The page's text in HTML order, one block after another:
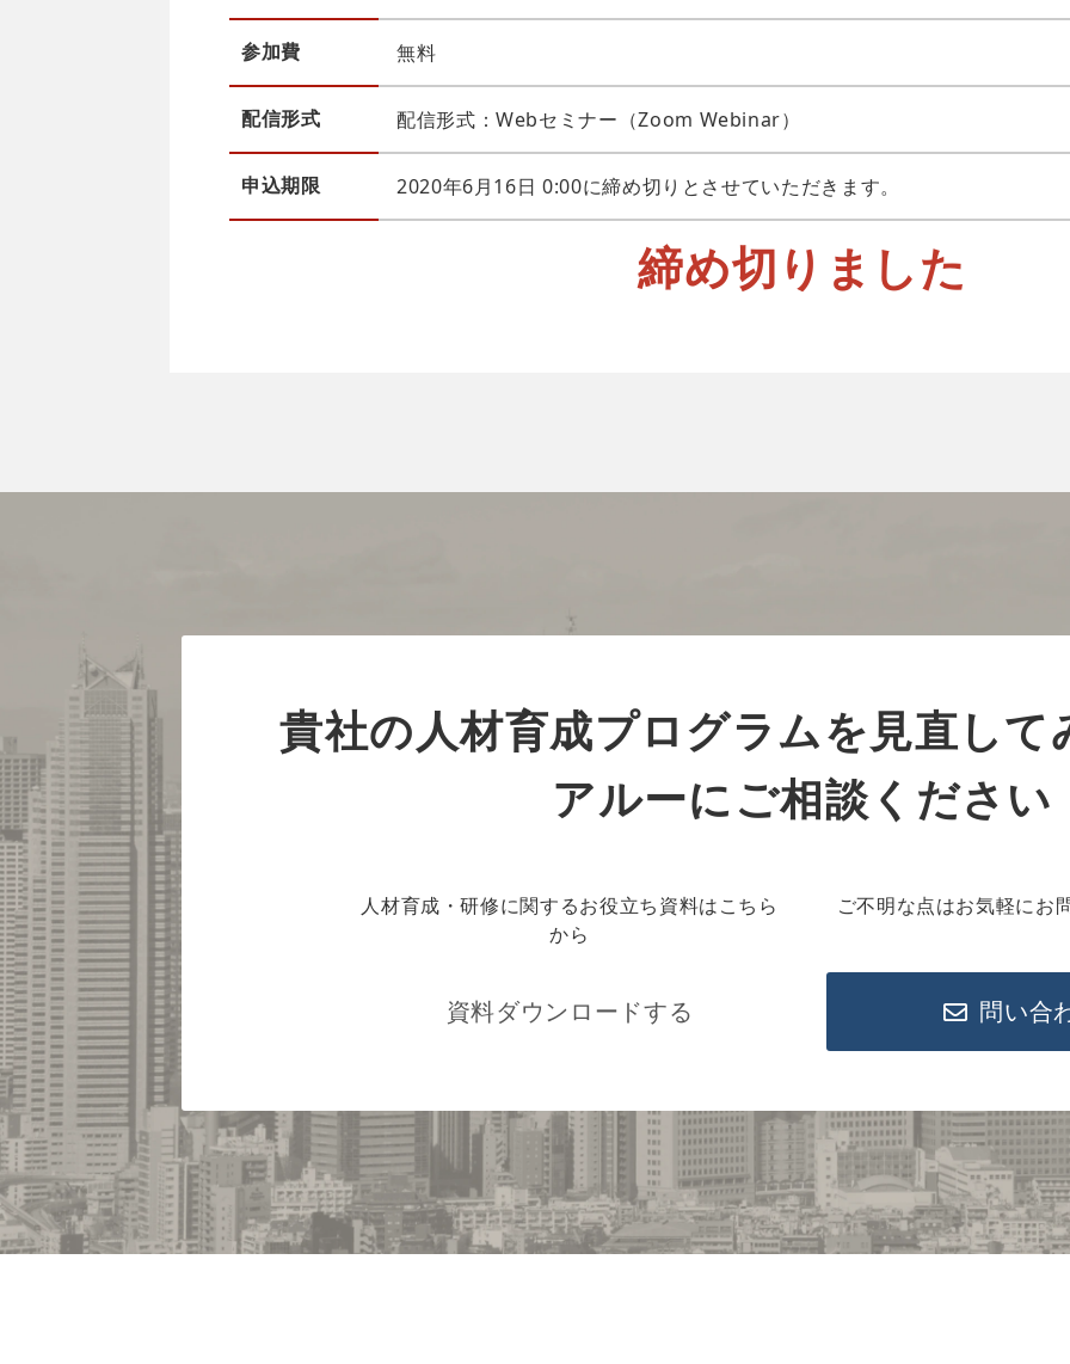
参加費 無料
配信形式 配信形式：Webセミナー（Zoom Webinar）
申込期限 2020年6月16日 0:00に締め切りとさせていただきます。
締め切りました
貴社の人材育成プログラムを見直して
アルーにご相談ください
人材育成・研修に関するお役立ち資料はこちら
から
資料ダウンロードする
ご不明な点はお気軽にお
問い合